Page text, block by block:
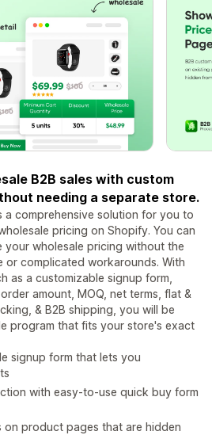
B2B sales with custom
needing a separate store.
a comprehensive solution for you to
pricing on Shopify. You can
your wholesale pricing without the
or complicated workarounds. With
as a customizable signup form,
amount, MOQ, net terms, flat &
& B2B shipping, you will be
program that fits your store's exact
signup form that lets you
with easy-to-use quick buy form
on product pages that are hidden